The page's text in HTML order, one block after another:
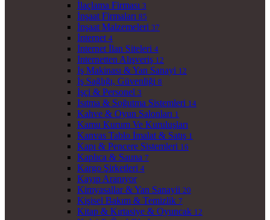
İlaçlama Firması 3
İnşaat Firmaları 85
İnşaat Malzemeleri 37
İnternet 4
İnternet İlan Siteleri 4
İnternetten Alışveriş 12
İş Makinası & Yan Sanayi 12
İş Sağlığı, Güvenliği 8
İşçi & Personel 3
Isıtma & Soğutma Sistemleri 14
Kahve & Oyun Salonları 1
Kamu Kurum Ve Kuruluşları
Kanvas Tablo İmalat & Satış 1
Kapı & Pencere Sistemleri 16
Kaplıca & Sauna 7
Kargo Şirketleri 4
Kayıp Aranıyor
Kimyasallar & Yan Sanayii 20
Kişisel Bakım & Temizlik 7
Kitap & Kırtasiye & Oyuncak 12